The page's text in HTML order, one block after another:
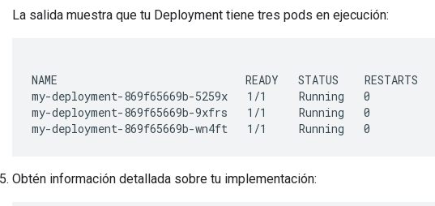
La salida muestra que tu Deployment tiene tres pods en ejecución:
NAME                             READY   STATUS    RESTARTS
my-deployment-869f65669b-5259x   1/1     Running   0
my-deployment-869f65669b-9xfrs   1/1     Running   0
Obtén información detallada sobre tu implementación: